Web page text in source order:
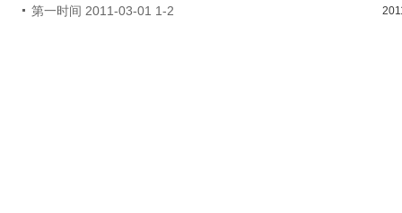
第一时间 2011-03-01 1-2